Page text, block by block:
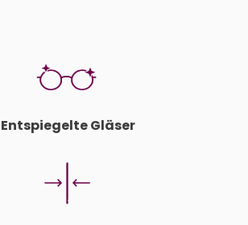
Entspiegelte Gläser